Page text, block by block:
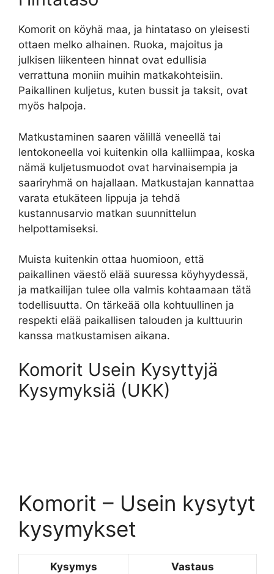
Komorit on köyhä maa, ja hintataso on yleisesti
ottaen melko alhainen. Ruoka, majoitus ja
julkisen liikenteen hinnat ovat edullisia
verrattuna moniin muihin matkakohteisiin.
Paikallinen kuljetus, kuten bussit ja taksit, ovat
myös halpoja.
Matkustaminen saaren välillä veneellä tai
lentokoneella voi kuitenkin olla kalliimpaa, koska
nämä kuljetusmuodot ovat harvinaisempia ja
saariryhmä on hajallaan. Matkustajan kannattaa
varata etukäteen lippuja ja tehdä
kustannusarvio matkan suunnittelun
helpottamiseksi.
Muista kuitenkin ottaa huomioon, että
paikallinen väestö elää suuressa köyhyydessä,
ja matkailijan tulee olla valmis kohtaamaan tätä
todellisuutta. On tärkeää olla kohtuullinen ja
respekti elää paikallisen talouden ja kulttuurin
kanssa matkustamisen aikana.
Komorit Usein Kysyttyjä
Kysymyksiä (UKK)
Komorit – Usein kysytyt
kysymykset
Kysymys Vastaus